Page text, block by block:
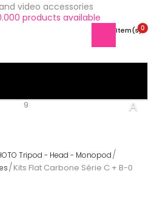
video accessories
products available
0
Item(s) -
Tripod - Head - Monopod
Kits Flat Carbone Série C + B-0